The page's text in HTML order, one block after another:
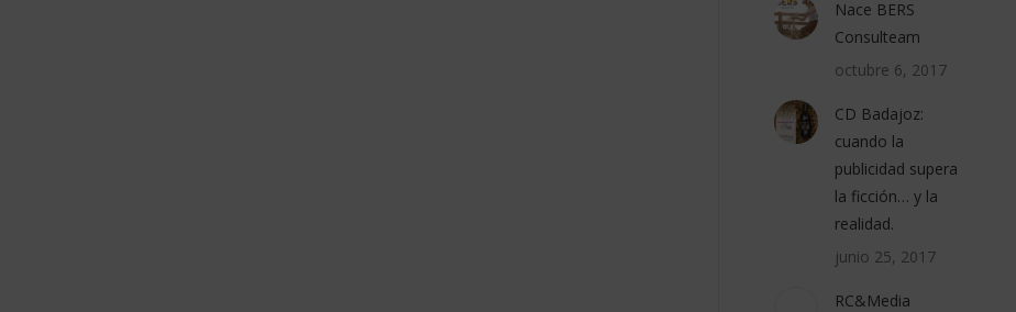
Nace BERS
Consulteam
octubre 6, 2017
CD Badajoz:
cuando la
publicidad supera
la ficción… y la
realidad.
junio 25, 2017
RC&Media